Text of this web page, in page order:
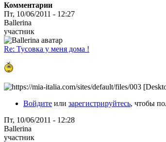
Комментарии
Пт, 10/06/2011 - 12:27
Ballerina
участник
Re: Тусовка у меня дома !
Войдите или зарегистрируйтесь, чтобы
Пт, 10/06/2011 - 12:28
Ballerina
участник